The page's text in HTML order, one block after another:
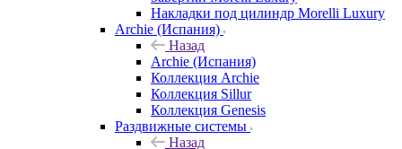
Накладки под цилиндр Morelli Luxury
Archie (Испания)
Назад
Archie (Испания)
Коллекция Archie
Коллекция Sillur
Коллекция Genesis
Раздвижные системы
Назад